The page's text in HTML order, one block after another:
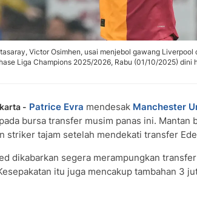
Victor Osimhen, usai menjebol gawang Liverpool
Liga Champions 2025/2026, Rabu (01/10/2025) dini
- Patrice Evra mendesak Manchester
pada bursa transfer musim panas ini. Mantan
striker tajam setelah mendekati transfer
dikabarkan segera merampungkan
itu juga mencakup tambahan 3